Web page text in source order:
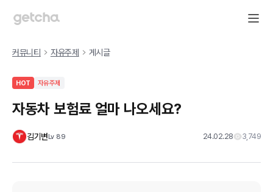
커뮤니티 자유주제 게시글
HOT 자유주제
자동차 보험료 얼마 나오세요?
김기변Lv 89 24.02.28 3,749